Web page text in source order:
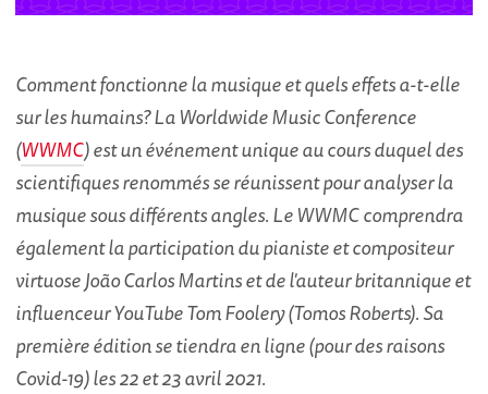
Comment fonctionne la musique et quels effets a-t-elle
sur les humains? La Worldwide Music Conference
(WWMC) est un événement unique au cours duquel des
scientifiques renommés se réunissent pour analyser la
musique sous différents angles. Le WWMC comprendra
également la participation du pianiste et compositeur
virtuose João Carlos Martins et de l'auteur britannique et
influenceur YouTube Tom Foolery (Tomos Roberts). Sa
première édition se tiendra en ligne (pour des raisons
Covid-19) les 22 et 23 avril 2021.